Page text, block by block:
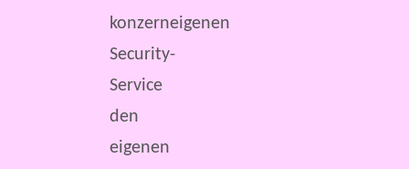
konzerneigenen
Security-
Service
den
eigenen